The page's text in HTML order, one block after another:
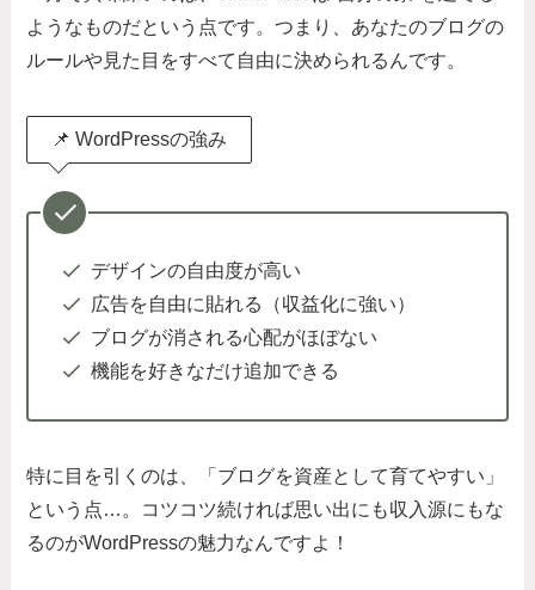
ようなものだという点です。つまり、あなたのブログの
ルールや見た目をすべて自由に決められるんです。
📌 WordPressの強み
デザインの自由度が高い
広告を自由に貼れる（収益化に強い）
ブログが消される心配がほぼない
機能を好きなだけ追加できる
特に目を引くのは、「ブログを資産として育てやすい」
という点…。コツコツ続ければ思い出にも収入源にもな
るのがWordPressの魅力なんですよ！